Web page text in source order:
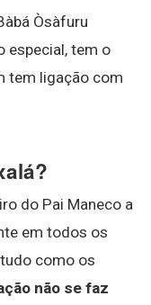
Òsàfuru
especial, tem o
tem ligação com
do Pai Maneco a
em todos os
como os
não se faz